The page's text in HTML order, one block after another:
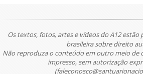
Os textos, fotos, artes e vídeos do A12 estão
brasileira sobre direito
Não reproduza o conteúdo em outro meio de
impresso, sem autorização